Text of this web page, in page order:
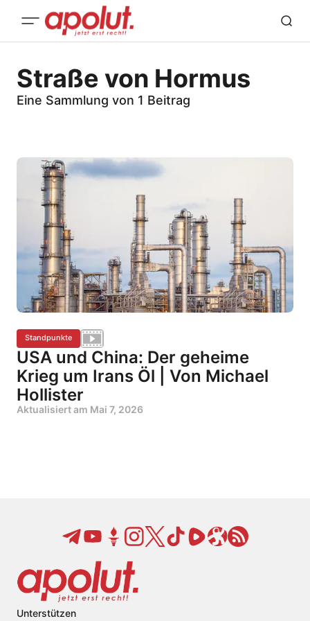
Straße von Hormus
Eine Sammlung von 1 Beitrag
Standpunkte
USA und China: Der geheime
Krieg um Irans Öl | Von Michael
Hollister
Aktualisiert am Mai 7, 2026
Unterstützen